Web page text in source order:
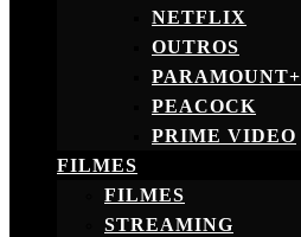
NETFLIX
OUTROS
PARAMOUNT+
PEACOCK
PRIME VIDEO
FILMES
FILMES
STREAMING